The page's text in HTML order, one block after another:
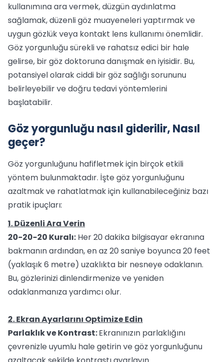
kullanımına ara vermek, düzgün aydınlatma
sağlamak, düzenli göz muayeneleri yaptırmak ve
uygun gözlük veya kontakt lens kullanımı önemlidir.
Göz yorgunluğu sürekli ve rahatsız edici bir hale
gelirse, bir göz doktoruna danışmak en iyisidir. Bu,
potansiyel olarak ciddi bir göz sağlığı sorununu
belirleyebilir ve doğru tedavi yöntemlerini
başlatabilir.
Göz yorgunluğu nasıl giderilir, Nasıl
geçer?
Göz yorgunluğunu hafifletmek için birçok etkili
yöntem bulunmaktadır. İşte göz yorgunluğunu
azaltmak ve rahatlatmak için kullanabileceğiniz bazı
pratik ipuçları:
1. Düzenli Ara Verin
20-20-20 Kuralı: Her 20 dakika bilgisayar ekranına
bakmanın ardından, en az 20 saniye boyunca 20 feet
(yaklaşık 6 metre) uzaklıkta bir nesneye odaklanın.
Bu, gözlerinizi dinlendirmenize ve yeniden
odaklanmanıza yardımcı olur.
2. Ekran Ayarlarını Optimize Edin
Parlaklık ve Kontrast:Ekranınızın parlaklığını
çevrenizle uyumlu hale getirin ve göz yorgunluğunu